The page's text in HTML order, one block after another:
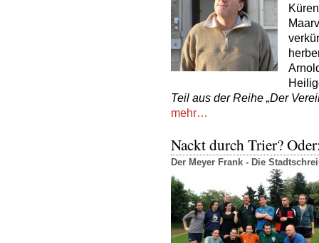
Teil aus der Reihe „Der
mehr…
Nackt durch Trier?
Der Meyer Frank - Die